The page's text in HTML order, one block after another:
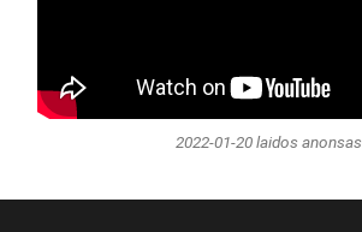
2022-01-20 laidos anonsas